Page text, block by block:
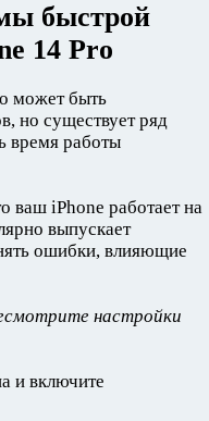
быстрой
14 Pro
может быть
но существует ряд
время работы
ваш iPhone работает на
выпускает
ошибки, влияющие
настройки
и включите